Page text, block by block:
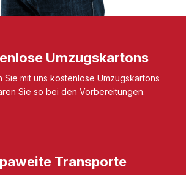
Umzugskartons
Sie mit uns kostenlose Umzugskartons
Sie so bei den Vorbereitungen.
Transporte